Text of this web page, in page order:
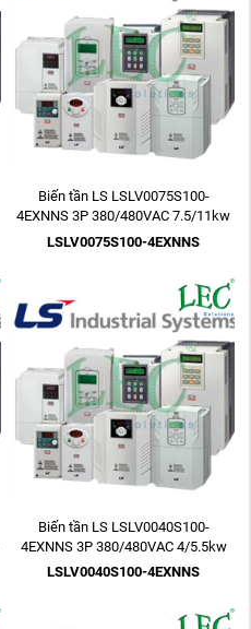
Biến tần LS LSLV0075S100-
4EXNNS 3P 380/480VAC 7.5/11kw
10HP
LSLV0075S100-4EXNNS
Biến tần LS LSLV0040S100-
4EXNNS 3P 380/480VAC 4/5.5kw
5.4HP
LSLV0040S100-4EXNNS